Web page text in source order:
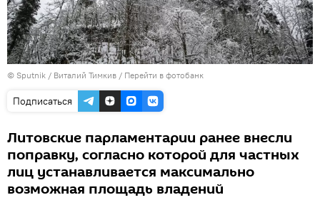
© Sputnik / Виталий Тимкив / Перейти в фотобанк
Подписаться
Литовские парламентарии ранее внесли
поправку, согласно которой для частных
лиц устанавливается максимально
возможная площадь владений